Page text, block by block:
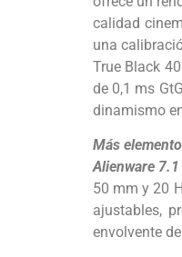
calidad
una
True Black
de 0,1 ms
dinamismo
Más
Alienware
50 mm y 20
ajustables,
envolvente